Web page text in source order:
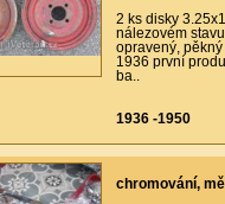
2 ks disky
nálezovém
opravený,
1936 první
ba..
1936 -1950
chromování,